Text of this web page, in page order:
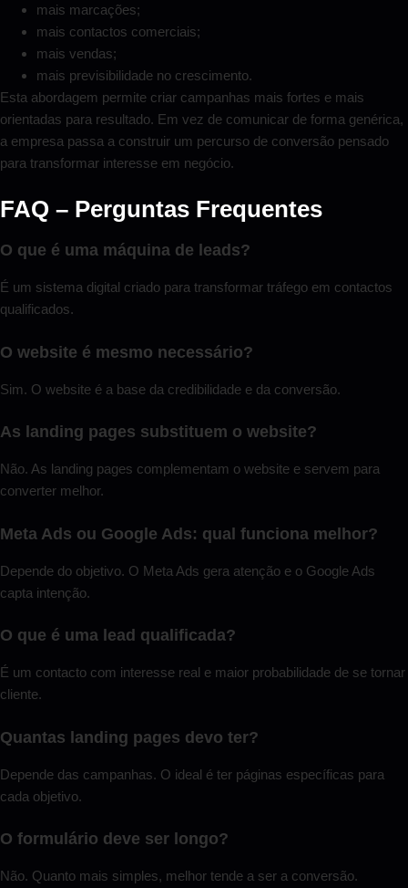
mais marcações;
mais contactos comerciais;
mais vendas;
mais previsibilidade no crescimento.
Esta abordagem permite criar campanhas mais fortes e mais
orientadas para resultado. Em vez de comunicar de forma genérica,
a empresa passa a construir um percurso de conversão pensado
para transformar interesse em negócio.
FAQ – Perguntas Frequentes
O que é uma máquina de leads?
É um sistema digital criado para transformar tráfego em contactos
qualificados.
O website é mesmo necessário?
Sim. O website é a base da credibilidade e da conversão.
As landing pages substituem o website?
Não. As landing pages complementam o website e servem para
converter melhor.
Meta Ads ou Google Ads: qual funciona melhor?
Depende do objetivo. O Meta Ads gera atenção e o Google Ads
capta intenção.
O que é uma lead qualificada?
É um contacto com interesse real e maior probabilidade de se tornar
cliente.
Quantas landing pages devo ter?
Depende das campanhas. O ideal é ter páginas específicas para
cada objetivo.
O formulário deve ser longo?
Não. Quanto mais simples, melhor tende a ser a conversão.